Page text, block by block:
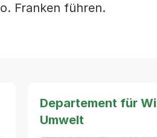
Franken führen.
Departement für
Umwelt